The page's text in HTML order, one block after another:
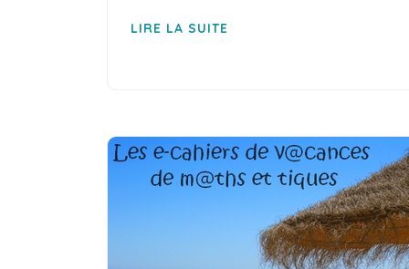
LIRE LA SUITE